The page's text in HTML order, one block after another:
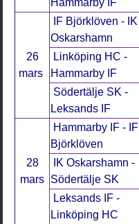
26
mars
IF Björklöven - IK
Oskarshamn
Linköping HC -
Hammarby IF
Södertälje SK -
Leksands IF
28
mars
Hammarby IF - IF
Björklöven
IK Oskarshamn -
Södertälje SK
Leksands IF -
Linköping HC